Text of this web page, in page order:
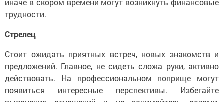
иначе в скором времени могут возникнуть финансовые
трудности.
Стрелец
Стоит ожидать приятных встреч, новых знакомств и
предложений. Главное, не сидеть сложа руки, активно
действовать. На профессиональном поприще могут
появиться интересные перспективы. Избегайте